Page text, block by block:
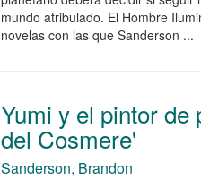
mundo atribulado. El Hombre
novelas con las que Sanderson ...
Yumi y el pintor de
del Cosmere'
Sanderson, Brandon